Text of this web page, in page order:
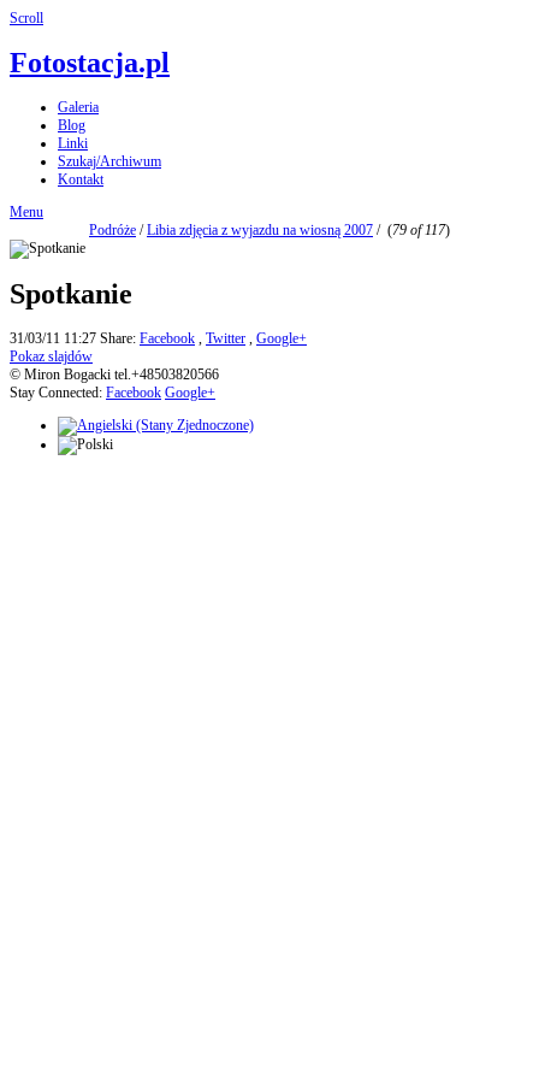
Scroll
Fotostacja.pl
Galeria
Blog
Linki
Szukaj/Archiwum
Kontakt
Menu
Podróże /Libia zdjęcia z wyjazdu na wiosną 2007 / (79 of 117)
Spotkanie
31/03/11 11:27 Share: Facebook , Twitter , Google+
Pokaz slajdów
© Miron Bogacki tel.+48503820566
Stay Connected: Facebook Google+